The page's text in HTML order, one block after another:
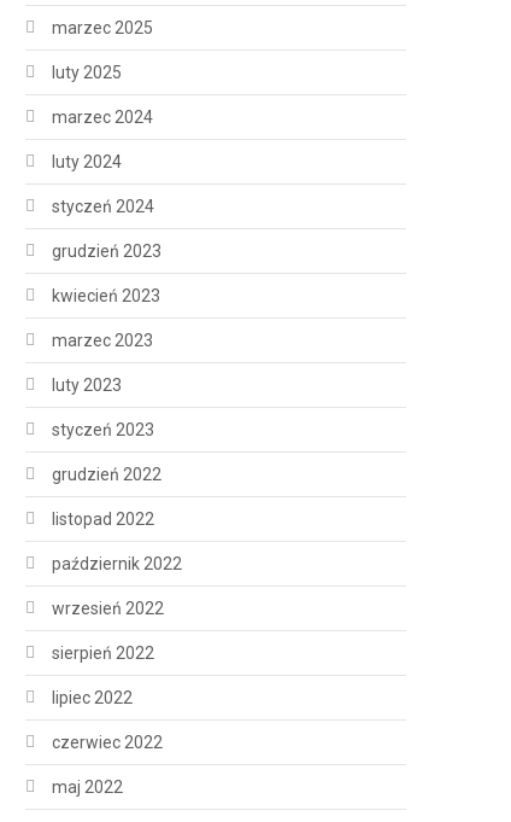
marzec 2025
luty 2025
marzec 2024
luty 2024
styczeń 2024
grudzień 2023
kwiecień 2023
marzec 2023
luty 2023
styczeń 2023
grudzień 2022
listopad 2022
październik 2022
wrzesień 2022
sierpień 2022
lipiec 2022
czerwiec 2022
maj 2022